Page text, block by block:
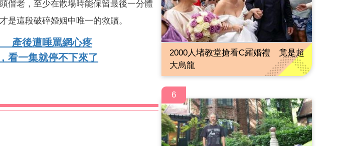
偕老，至少在散場時能保留最後一分體
是這段破碎婚姻中唯一的救贖。
產後遭唾罵網心疼
看一集就停不下來了
2000人堵教堂搶看C羅婚禮 竟是超
大烏龍
6